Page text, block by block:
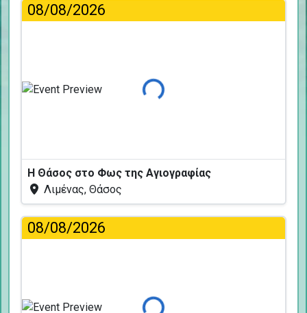
08/08/2026
Φόρτωση...
Η Θάσος στο Φως της Αγιογραφίας
Λιμένας, Θάσος
08/08/2026